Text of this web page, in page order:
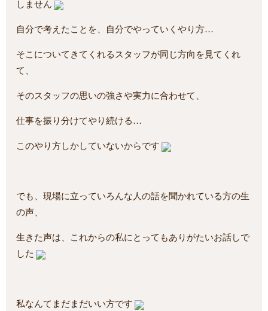
しません
自分で考えたことを、自分でやっていくやり方…
そこについてきてくれるスタッフが同じ方向を見てくれ
て、
そのスタッフの思いの強さや実力に合わせて、
仕事を振り分けてやり続ける…
このやり方しかしていないからです
でも、現場に立っていろんな人の話を聞かれている方の生
の声、
生きた声は、これからの私にとってもありがたいお話しで
した
私なんてまだまだいい方です